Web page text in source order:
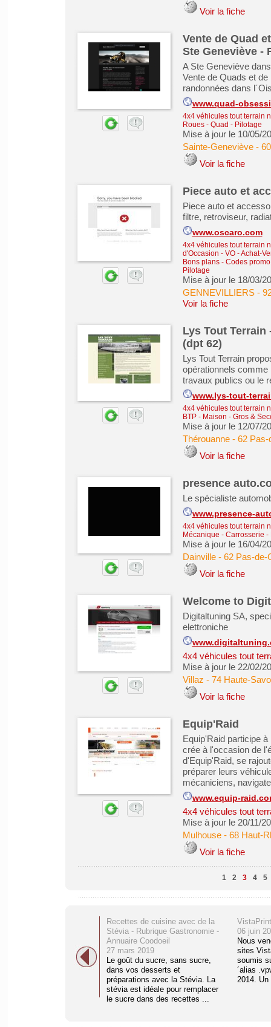
Voir la fiche
Vente de Quad
Ste Geneviève -
A Ste Geneviève
Vente de Quads et
randonnées dans
www.quad-
4x4 véhicules tout terrain
Roues - Quad - Pilotage
Mise à jour le 10/05/
Sainte-Geneviève-
Voir la fiche
Piece auto et
Piece auto et
filtre, retroviseur,
www.oscaro.com
4x4 véhicules tout terrain
d'Occasion - VO-Achat-
Bons plans - Codes promo
Pilotage
Mise à jour le 18/03/
GENNEVILLIERS-
Voir la fiche
Lys Tout Terrain
(dpt 62)
Lys Tout Terrain
opérationnels
travaux publics ou le
www.lys-tout-
4x4 véhicules tout terrain
BTP - Maison - Gros &
Mise à jour le 12/07/
Thérouanne- 62 Pas-
Voir la fiche
presence
Le spécialiste
www.presence-
4x4 véhicules tout terrain
Mécanique - Carrosserie
Mise à jour le 16/04/
Dainville- 62 Pas-de-
Voir la fiche
Welcome to
Digitaltuning SA,
elettroniche
4x4 véhicules tout
Mise à jour le 22/02/
Villaz - 74 Haute-
Voir la fiche
Equip'Raid
Equip'Raid participe
crée à l'occasion de
d'Equip'Raid, se
préparer leurs
mécaniciens,
www.equip-
4x4 véhicules tout
Mise à jour le 20/11/
Mulhouse- 68 Haut-
Voir la fiche
1 2 3 4 5
Recettes de cuisine avec de la
Stévia - Rubrique Gastronomie -
Annuaire Coodoeil
27 mars 2019
Le goût du sucre, sans sucre,
dans vos desserts et
préparations avec la Stévia. La
stévia est idéale pour remplacer
le sucre dans des recettes ...
VistaPrint
06 juin
Nous
sites
soumis
´alias
2014. Un